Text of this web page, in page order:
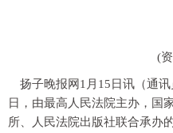
(
扬子晚报网1月15日讯（通
日，由最高人民法院主办，国
所、人民法院出版社联合承办